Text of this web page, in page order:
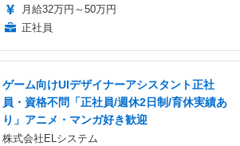
月給32万円～50万円
正社員
ゲーム向けUIデザイナーアシスタント正社
員・資格不問「正社員/週休2日制/育休実績あ
り」アニメ・マンガ好き歓迎
株式会社ELシステム